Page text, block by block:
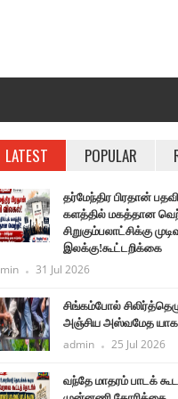
LATEST POPULAR
தர்மேந்திர பிரதான்
களத்தில் மகத்தான
சிறுகும்பலாட்சிக்கு
இலக்கு!கூட்டறிக்கை
31 Jul 2026
சிங்கம்போல்
அஞ்சிய அஸ்வமேத
admin 25 Jul 2026
வந்தே மாதரம் பாடக்